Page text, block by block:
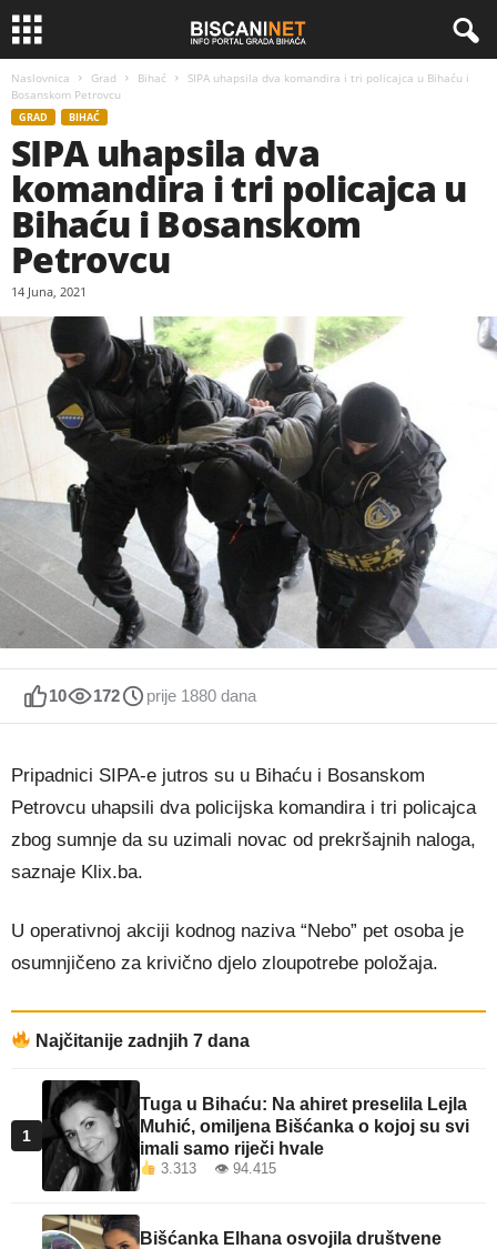
Naslovnica Grad Bihać
SIPA uhapsila dva komandira i tri policajca u Bihaću i
Bosanskom Petrovcu
GRAD BIHAĆ
SIPA uhapsila dva
komandira i tri policajca u
Bihaću i Bosanskom
Petrovcu
14 Juna, 2021
10 172 prije 1880 dana
Pripadnici SIPA-e jutros su u Bihaću i Bosanskom
Petrovcu uhapsili dva policijska komandira i tri policajca
zbog sumnje da su uzimali novac od prekršajnih naloga,
saznaje Klix.ba.
U operativnoj akciji kodnog naziva “Nebo” pet osoba je
osumnjičeno za krivično djelo zloupotrebe položaja.
Najčitanije zadnjih 7 dana
1
Tuga u Bihaću: Na ahiret preselila Lejla
Muhić, omiljena Bišćanka o kojoj su svi
imali samo riječi hvale
3.313 👁 94.415
Bišćanka Elhana osvojila društvene